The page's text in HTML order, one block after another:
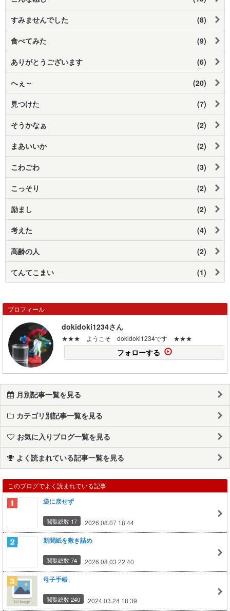
すみませんでした (8)
食べてみた (9)
ありがとうございます (6)
へぇ～ (20)
見つけた (7)
そうかなぁ (2)
まあいいか (2)
こわごわ (3)
こっそり (2)
励まし (2)
考えた (4)
高齢の人 (2)
てんてこまい (1)
プロフィール
dokidoki1234さん
★★★ ようこそ dokidoki1234です ★★★
フォローする
月別記事一覧を見る
カテゴリ別記事一覧を見る
お気に入りブログ一覧を見る
よく読まれている記事一覧を見る
このブログでよく読まれている記事
袋に戻せず
閲覧総数 17 2026.08.07 18:44
新聞紙を敷き詰め
閲覧総数 74 2026.08.03 22:40
母子手帳
閲覧総数 240 2024.03.24 18:39